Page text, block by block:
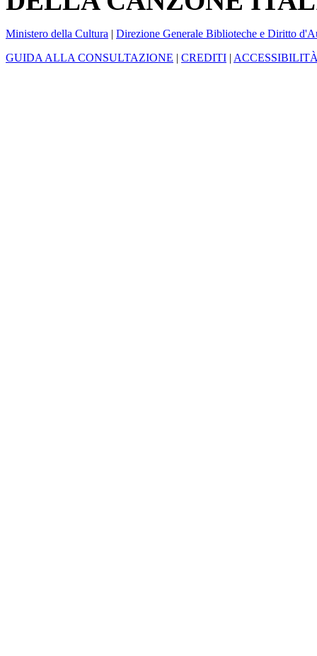
Ministero della Cultura | Direzione Generale Biblioteche e Diritto
GUIDA ALLA CONSULTAZIONE | CREDITI |